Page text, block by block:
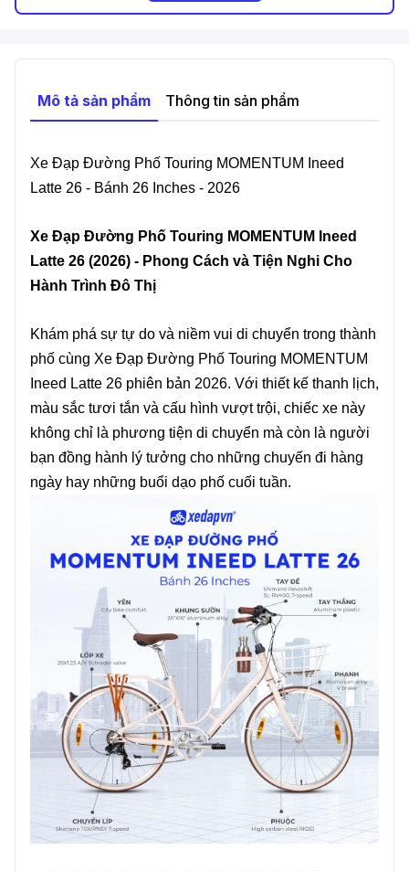
TP. Hồ Chí Minh - Nay 14/1A Tô Ký, Xã Đông
Vietnam
Mô tả sản phẩm Thông tin sản phẩm
Xe Đạp Đường Phố Touring MOMENTUM Ineed
Latte 26 - Bánh 26 Inches - 2026
Xe Đạp Đường Phố Touring MOMENTUM Ineed
Latte 26 (2026) - Phong Cách và Tiện Nghi Cho
Hành Trình Đô Thị
Khám phá sự tự do và niềm vui di chuyển trong thành
phố cùng Xe Đạp Đường Phố Touring MOMENTUM
Ineed Latte 26 phiên bản 2026. Với thiết kế thanh lịch,
màu sắc tươi tắn và cấu hình vượt trội, chiếc xe này
không chỉ là phương tiện di chuyển mà còn là người
bạn đồng hành lý tưởng cho những chuyến đi hàng
ngày hay những buổi dạo phố cuối tuần.